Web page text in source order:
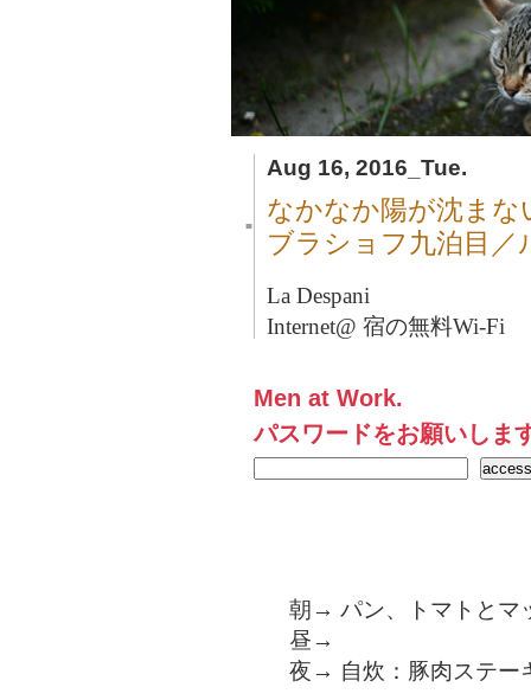
Aug 16, 2016_Tue.
■
なかなか陽が沈まな
ブラショフ九泊目／
La Despani
Internet@ 宿の無料Wi-Fi
Men at Work.
パスワードをお願いしま
朝→ パン、トマトとマ
昼→
夜→ 自炊：豚肉ステー